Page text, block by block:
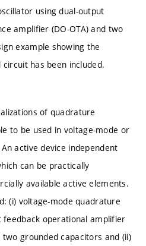
using dual-output
amplifier (DO-OTA) and two
example showing the
has been included.
of quadrature
to be used in voltage-mode or
active device independent
can be practically
available active elements.
(i) voltage-mode quadrature
operational amplifier
grounded capacitors and (ii)